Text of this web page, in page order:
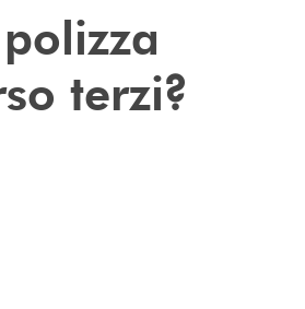
polizza
terzi?